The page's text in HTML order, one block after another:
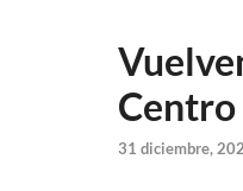
31 diciembre,